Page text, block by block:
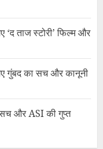
ताज स्टोरी’ फिल्म और
गुंबद का सच और कानूनी
और ASI की गुप्त